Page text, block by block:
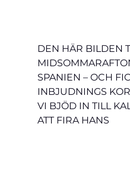
DEN HÄR BILDEN
SPANIEN – OCH
INBJUDNINGS
VI BJÖD IN TILL
ATT FIRA HANS